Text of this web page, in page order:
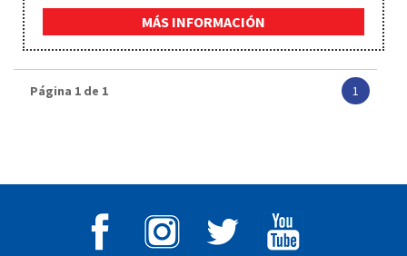
MÁS INFORMACIÓN
Página 1 de 1 1